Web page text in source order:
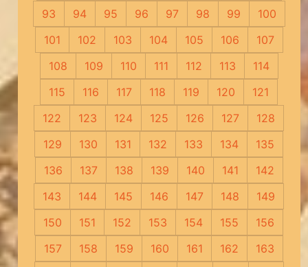
93
94 95 96 97 98 99
100
101
102 103 104 105 106
107
108
109 110 111 112 113
114
115
116 117 118 119 120
121
122
123 124 125 126 127
128
129
130 131 132 133 134
135
136
137 138 139 140 141
142
143
144 145 146 147 148
149
150
151 152 153 154 155
156
157
158 159 160 161 162
163